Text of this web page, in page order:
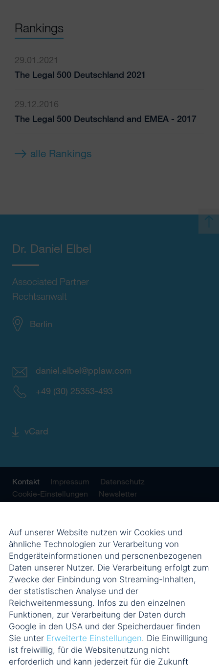
Rankings
29.01.2021
The Legal 500 Deutschland 2021
29.12.2016
The Legal 500 Deutschland and EMEA - 2017
alle Rankings
Dr. Daniel Elbel
Associated Partner
Rechtsanwalt
Berlin
daniel.elbel@pplaw.com
+49 (30) 25353-493
vCard
Kontakt Impressum
Datenschutz
Cookie-Einstellungen
Newsletter
Auf unserer Website nutzen wir Cookies und
ähnliche Technologien zur Verarbeitung von
Endgeräteinformationen und personenbezogenen
Daten unserer Nutzer. Die Verarbeitung erfolgt zum
Zwecke der Einbindung von Streaming-Inhalten,
der statistischen Analyse und der
Reichweitenmessung. Infos zu den einzelnen
Funktionen, zur Verarbeitung der Daten durch
Google in den USA und der Speicherdauer finden
Sie unter Erweiterte Einstellungen. Die Einwilligung
ist freiwillig, für die Websitenutzung nicht
erforderlich und kann jederzeit für die Zukunft